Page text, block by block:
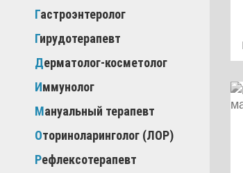
Гастроэнтеролог
Гирудотерапевт
Дерматолог-косметолог
Иммунолог
Мануальный терапевт
Оториноларинголог (ЛОР)
Рефлексотерапевт